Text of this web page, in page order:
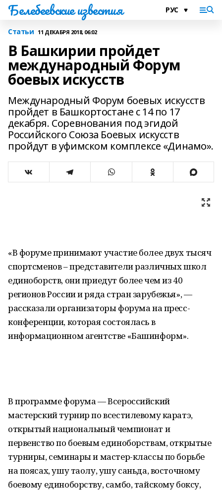
Белебеевские известия
Статьи 11 ДЕКАБРЯ 2018, 06:02
В Башкирии пройдет
международный Форум
боевых искусств
Международный Форум боевых искусств
пройдет в Башкортостане с 14 по 17
декабря. Соревнования под эгидой
Российского Союза Боевых искусств
пройдут в уфимском комплексе «Динамо».
«В форуме принимают участие более двух тысяч
спортсменов – представители различных школ
единоборств, они приедут более чем из 40
регионов России и ряда стран зарубежья», —
рассказали организаторы форума на пресс-
конференции, которая состоялась в
информационном агентстве «Башинформ».
В программе форума — Всероссийский
мастерский турнир по всестилевому каратэ,
открытый национальный чемпионат и
первенство по боевым единоборствам, открытые
турниры, семинары и мастер-классы по борьбе
на поясах, ушу таолу, ушу саньда, восточному
боевому единоборству, самбо, тайскому боксу,